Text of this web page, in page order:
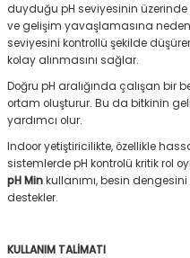
duyduğu pH seviyesinin
ve gelişim yavaşlamasına
seviyesini kontrollü şekilde
kolay alınmasını sağlar.
Doğru pH aralığında çalışan bir
ortam oluşturur. Bu da bitkinin
yardımcı olur.
Indoor yetiştiricilikte, özellikle
sistemlerde pH kontrolü kritik rol
pH Minkullanımı, besin
destekler.
KULLANIM TALİMATI